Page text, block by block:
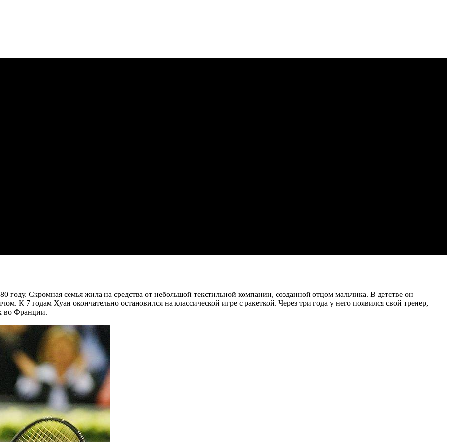
году. Скромная семья жила на средства от небольшой текстильной компании, созданной отцом мальчика. В детстве он
К 7 годам Хуан окончательно остановился на классической игре с ракеткой. Через три года у него появился свой тренер,
во Франции.